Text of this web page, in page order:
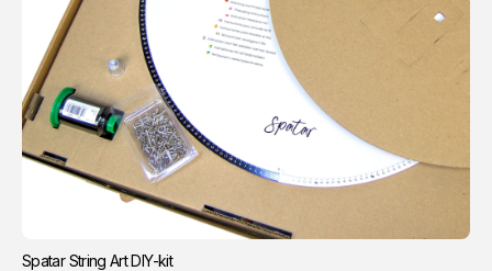
Spatar String Art DIY-kit